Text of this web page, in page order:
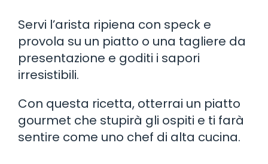
Servi l’arista ripiena con speck e
provola su un piatto o una tagliere da
presentazione e goditi i sapori
irresistibili.
Con questa ricetta, otterrai un piatto
gourmet che stupirà gli ospiti e ti farà
sentire come uno chef di alta cucina.